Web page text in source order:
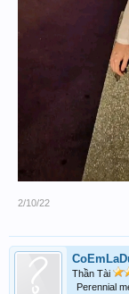
2/10/22
Thần Tài
Perennial